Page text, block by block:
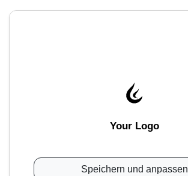
Your Logo
Speichern und anpassen